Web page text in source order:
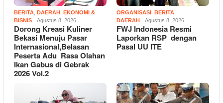
BERITA DAERAH EKONOMI &
BISNIS
Agustus 8, 2026
Dorong Kreasi Kuliner
Bekasi Menuju Pasar
Internasional,Belasan
Peserta Adu Rasa Olahan
Ikan Gabus di Gebrak
2026 Vol.2
ORGANISASI BERITA
DAERAH
Agustus 8, 2026
FWJ Indonesia Resmi
Laporkan RSP dengan
Pasal UU ITE